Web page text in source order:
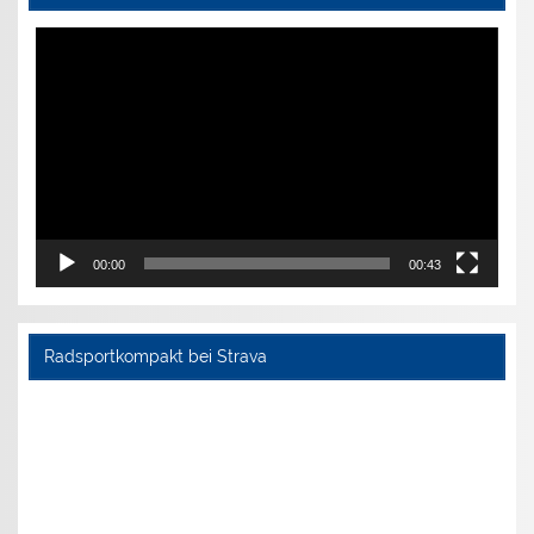
Video-
00:00 00:43
Radsportkompakt bei Strava